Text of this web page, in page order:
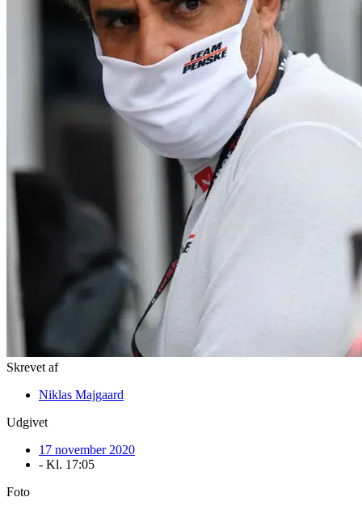
Skrevet af
Niklas Majgaard
Udgivet
17 november 2020
- Kl. 17:05
Foto